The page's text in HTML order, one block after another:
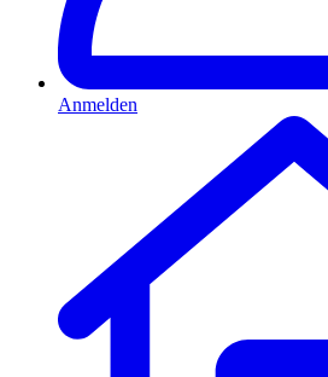
Anmelden